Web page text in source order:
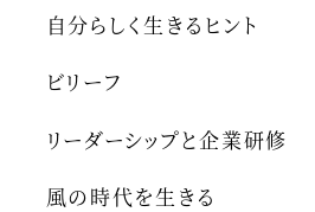
自分らしく生きるヒント
ビリーフ
リーダーシップと企業研修
風の時代を生きる